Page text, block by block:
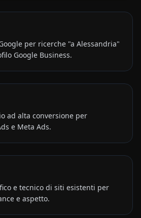
per ricerche "a Alessandria"
Google Business.
ad alta conversione per
e Meta Ads.
e tecnico di siti esistenti per
e aspetto.